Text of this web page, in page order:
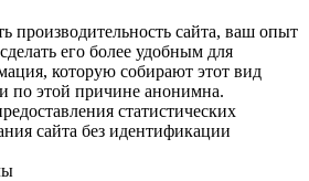
производительность сайта, ваш опыт
его более удобным для
которую собирают этот вид
и по этой причине анонимна.
статистических
сайта без идентификации